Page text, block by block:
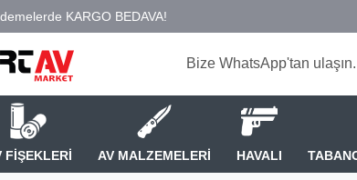
Bize WhatsApp'tan
FİŞEKLERİ AV MALZEMELERİ HAVALI